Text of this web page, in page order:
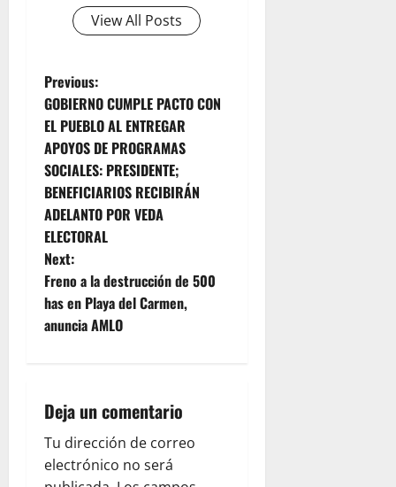
View All Posts
P
o
s
t
n
a
v
a
t
Previous:
GOBIERNO CUMPLE PACTO CON
EL PUEBLO AL ENTREGAR
APOYOS DE PROGRAMAS
SOCIALES: PRESIDENTE;
BENEFICIARIOS RECIBIRÁN
ADELANTO POR VEDA
ELECTORAL
Next:
Freno a la destrucción de 500
has en Playa del Carmen,
anuncia AMLO
Deja un comentario
Tu dirección de correo
electrónico no será